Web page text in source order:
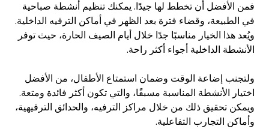
فمن الأفضل أن تخطط لها جيدًا. يمكنك تنظيم أنشطة صباحية
في الطبيعة، وقضاء فترة بعد الظهر في أماكن الترفيه الداخلية.
ويُعد هذا الخيار مناسبًا جدًا خلال أيام الصيف الحارة، حيث توفر
الأنشطة الداخلية أجواء أكثر راحة.
ولتجنب إضاعة الوقت وضمان استمتاع الأطفال، من الأفضل
اختيار الأنشطة المناسبة مسبقًا، والتي تكون أكثر فائدة ومتعة.
ويمكن تحقيق ذلك من خلال مراكز الترفيه، والحدائق الترفيهية،
وأماكن التجارب التفاعلية.